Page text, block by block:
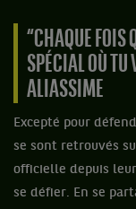
“CHAQUE FOIS
SPÉCIAL OÙ TU
ALIASSIME
Excepté pour
se sont retrouvés
officielle depuis
se défier. En se